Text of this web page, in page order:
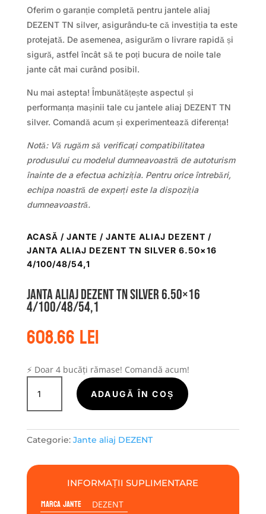
Oferim o garanție completă pentru jantele aliaj
DEZENT TN silver, asigurându-te că investiția ta este
protejată. De asemenea, asigurăm o livrare rapidă și
sigură, astfel încât să te poți bucura de noile tale
jante cât mai curând posibil.
Nu mai astepta! Îmbunătățește aspectul și
performanța mașinii tale cu jantele aliaj DEZENT TN
silver. Comandă acum și experimentează diferența!
Notă: Vă rugăm să verificați compatibilitatea
produsului cu modelul dumneavoastră de autoturism
înainte de a efectua achiziția. Pentru orice întrebări,
echipa noastră de experți este la dispoziția
dumneavoastră.
ACASĂ / JANTE / JANTE ALIAJ DEZENT /
JANTA ALIAJ DEZENT TN SILVER 6.50×16
4/100/48/54,1
Janta aliaj DEZENT TN silver 6.50×16
4/100/48/54,1
608.66lei
⚡ Doar 4 bucăți rămase! Comandă acum!
Cantitate
Janta
aliaj
TN
6.50x16
4/100/48/54,1
ADAUGĂ ÎN COȘ
Categorie: Jante aliaj DEZENT
INFORMAȚII SUPLIMENTARE
Marca jante DEZENT